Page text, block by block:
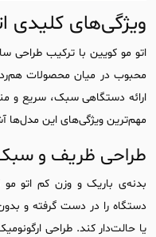
ویژگی‌های کلیدی
اتو مو کویین با ترکیب طراحی
محبوب در میان محصولات
ارائه دستگاهی سبک، سریع و
مهم‌ترین ویژگی‌های این مدل‌ها
طراحی ظریف و سبک
بدنه‌ی باریک و وزن کم اتو مو
دستگاه را در دست گرفته و
یا حالت‌دار کند. طراحی